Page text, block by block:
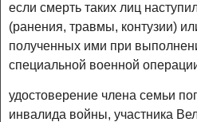
если смерть таких лиц
(ранения, травмы, контузии)
полученных ими при
специальной военной
удостоверение члена семьи
инвалида войны, участника